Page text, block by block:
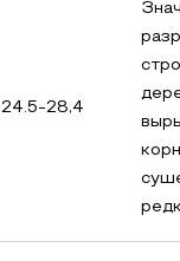
24.5-28,4